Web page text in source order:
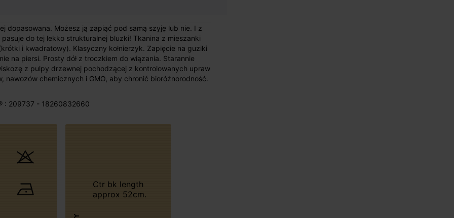
dopasowana. Możesz ją zapiąć pod samą szyję lub nie. I z
do tej lekko strukturalnej bluzki! Tkanina z mieszanki
i kwadratowy). Klasyczny kołnierzyk. Zapięcie na guziki
na piersi. Prosty dół z troczkiem do wiązania. Starannie
z pulpy drzewnej pochodzącej z kontrolowanych upraw
chemicznych i GMO, aby chronić bioróżnorodność.
: 209737 - 18260832660
Ctr bk length
approx 52cm.